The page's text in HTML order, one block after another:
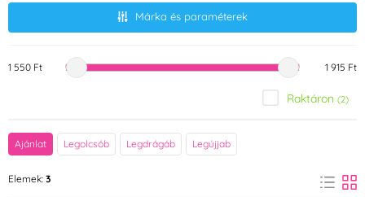
Márka és paraméterek
Márka
1 550 Ft 1 915 Ft
Raktáron (2)
Ajánlat Legolcsób Legdrágáb Legújjab
Elemek: 3